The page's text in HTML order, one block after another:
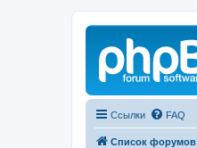
Ссылки FAQ
Список форумов